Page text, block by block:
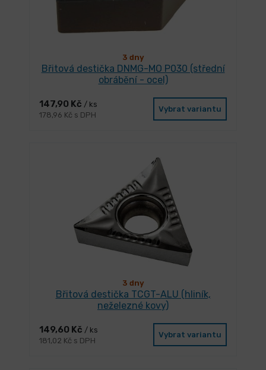
3 dny
Břitová destička DNMG-MO P030 (střední
obrábění - ocel)
147,90 Kč / ks
178,96 Kč s DPH
Vybrat variantu
3 dny
Břitová destička TCGT-ALU (hliník,
neželezné kovy)
149,60 Kč / ks
181,02 Kč s DPH
Vybrat variantu